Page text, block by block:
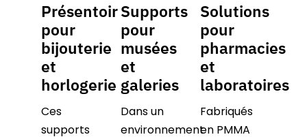
Présentoir
pour
bijouterie
et
horlogerie
Ces
supports
Supports
pour
musées
et
galeries
Dans un
environnement
Solutions
pour
pharmacies
et
laboratoires
Fabriqués
en PMMA